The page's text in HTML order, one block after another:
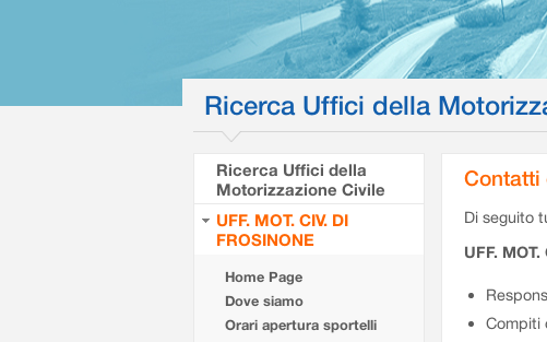
Ricerca Uffici della
Ricerca Uffici della
Motorizzazione Civile
UFF. MOT. CIV. DI
FROSINONE
Home Page
Dove siamo
Orari apertura sportelli
Contatti
Di seguito
UFF. MOT.
Compiti